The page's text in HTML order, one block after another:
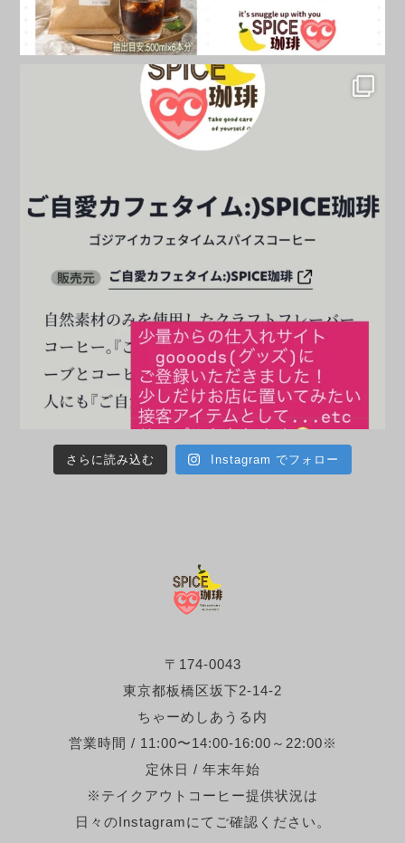
〒174-0043
東京都板橋区坂下2-14-2
ちゃーめしあうる内
営業時間 / 11:00〜14:00-16:00～22:00※
定休日 / 年末年始
※テイクアウトコーヒー提供状況は
日々のInstagramにてご確認ください。
さらに読み込む Instagram でフォロー